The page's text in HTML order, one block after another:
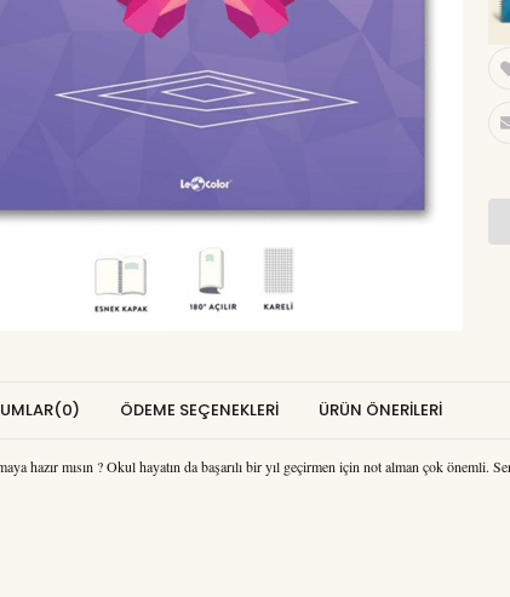
(0) ÖDEME SEÇENEKLERI ÜRÜN ÖNERILERI
hazır mısın ? Okul hayatın da başarılı bir yıl geçirmen için not alman çok önemli.